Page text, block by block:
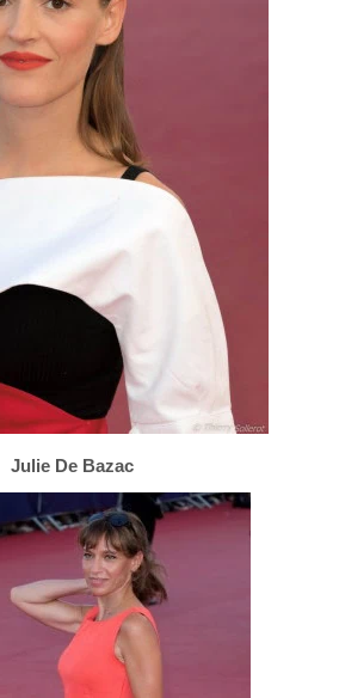
Julie De Bazac